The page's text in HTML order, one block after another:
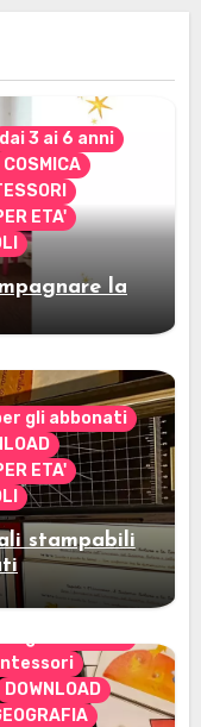
dai 3 ai 6 anni
COSMICA
ETA'
la
gli abbonati
ETA'
stampabili
DOWNLOAD